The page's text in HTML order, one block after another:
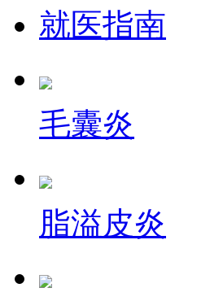
就医指南
毛囊炎
脂溢皮炎